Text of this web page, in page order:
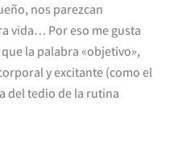
nos parezcan
vida… Por eso me gusta
la palabra «objetivo»,
y excitante (como el
del tedio de la rutina